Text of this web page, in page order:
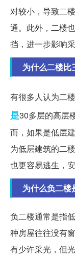
对较小，导致二
通。此外，二楼
挡，进一步影响采
为什么二楼比
有很多人认为二
是30多层的高层
而，如果是低层
为低层建筑的二
也更容易逃生，安
为什么负二楼
负二楼通常是指
种房屋往往没有
有少许采光，但